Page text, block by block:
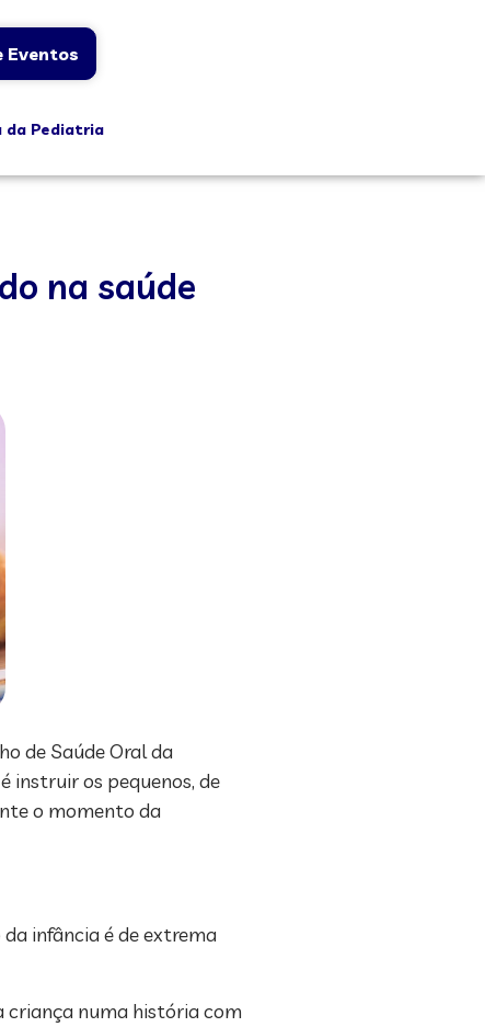
Eventos
da Pediatria
na saúde
de Saúde Oral da
instruir os pequenos, de
o momento da
infância é de extrema
criança numa história com